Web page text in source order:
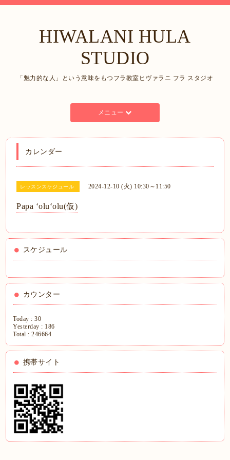
HIWALANI HULA
STUDIO
「魅力的な人」という意味をもつフラ教室ヒヴァラニ フラ スタジオ
メニュー
カレンダー
レッスンスケジュール 2024-12-10 (火) 10:30～11:50
Papa ʻoluʻolu(仮)
スケジュール
カウンター
Today :30
Yesterday : 186
Total :246664
携帯サイト